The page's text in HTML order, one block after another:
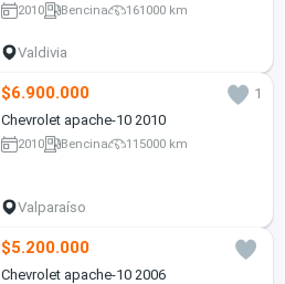
2010 Bencina 161000 km
Valdivia
$6.900.000
1
Chevrolet apache-10 2010
2010 Bencina 115000 km
Valparaíso
$5.200.000
Chevrolet apache-10 2006